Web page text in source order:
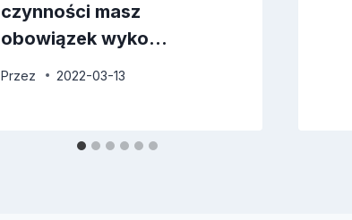
czynności masz
obowiązek wyko…
Przez 2022-03-13